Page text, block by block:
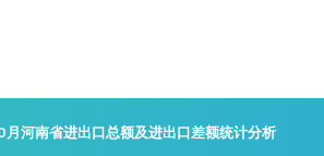
河南省进出口总额及进出口差额统计分析